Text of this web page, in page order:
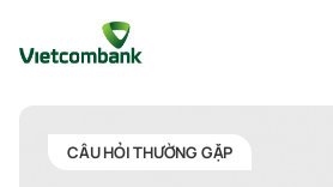
CÂU HỎI THƯỜNG GẶP